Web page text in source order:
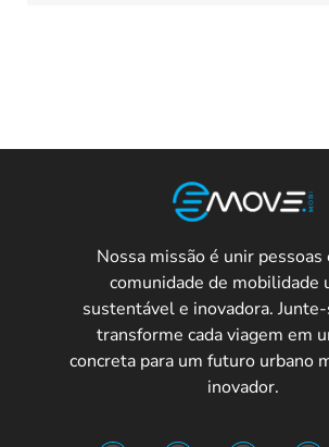
Nossa missão é unir pessoas
comunidade de mobilidade
sustentável e inovadora.
transforme cada viagem em
concreta para um futuro urbano
inovador.